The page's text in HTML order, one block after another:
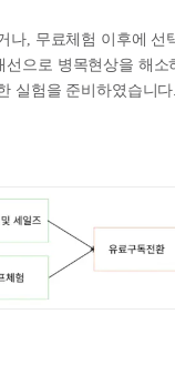
나, 무료체험 이후에 선
선으로 병목현상을 해소
실험을 준비하였습니